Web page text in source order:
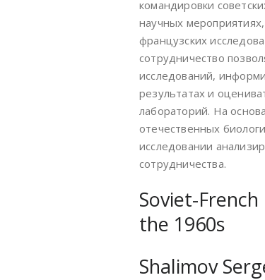
командировки
научных
французских
сотрудничество
исследований,
результатах и
лабораторий. На
отечественных
исследовании
сотрудничества.
Soviet-
the 1960s
Shalimov